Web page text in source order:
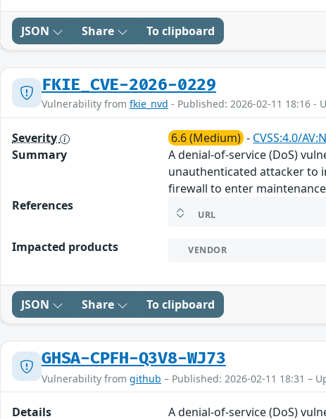
JSON Share To clipboard
FKIE_CVE-2026-0229
Vulnerability from fkie_nvd - Published: 2026-02-11 18:16 -
Severity 6.6 (Medium) - CVSS:4.0/
Summary
A denial-of-service (DoS)
unauthenticated attacker to
firewall to enter
References
URL
Impacted products VENDOR
JSON Share To clipboard
GHSA-CPFH-Q3V8-WJ73
Vulnerability from github – Published: 2026-02-11 18:31 –
Details A denial-of-service (DoS)